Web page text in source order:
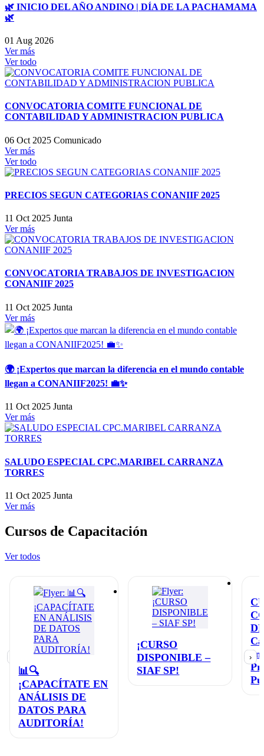
🌿 INICIO DEL AÑO ANDINO | DÍA DE LA PACHAMAMA
🌿
01 Aug 2026
Ver más
Ver todo
CONVOCATORIA COMITE FUNCIONAL DE
CONTABILIDAD Y ADMINISTRACION PUBLICA
06 Oct 2025 Comunicado
Ver más
Ver todo
PRECIOS SEGUN CATEGORIAS CONANIIF 2025
11 Oct 2025 Junta
Ver más
CONVOCATORIA TRABAJOS DE INVESTIGACION
CONANIIF 2025
11 Oct 2025 Junta
Ver más
🌍 ¡Expertos que marcan la diferencia en el mundo contable
llegan a CONANIIF2025! 💼✨
11 Oct 2025 Junta
Ver más
SALUDO ESPECIAL CPC.MARIBEL CARRANZA
TORRES
11 Oct 2025 Junta
Ver más
Cursos de Capacitación
Ver todos
📊🔍
¡CAPACÍTATE EN
ANÁLISIS DE
DATOS PARA
AUDITORÍA!
¡CURSO
DISPONIBLE –
SIAF SP!
en
›